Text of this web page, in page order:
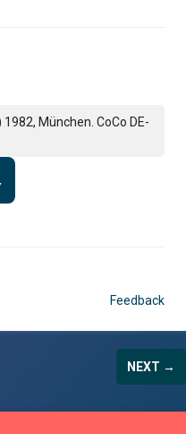
München. CoCo DE-
Feedback
NEXT →